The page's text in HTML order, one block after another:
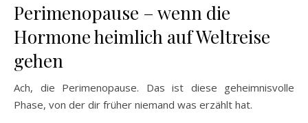
Perimenopause – wenn die
Hormone heimlich auf Weltreise
gehen
Ach, die Perimenopause. Das ist diese geheimnisvolle
Phase, von der dir früher niemand was erzählt hat.